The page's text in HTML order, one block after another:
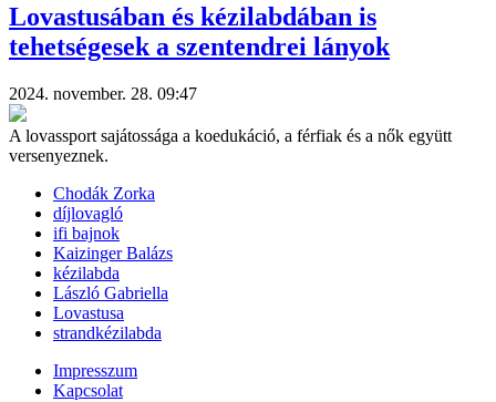
Lovastusában és kézilabdában is
tehetségesek a szentendrei lányok
2024. november. 28. 09:47
A lovassport sajátossága a koedukáció, a férfiak és a nők együtt
versenyeznek.
Chodák Zorka
díjlovagló
ifi bajnok
Kaizinger Balázs
kézilabda
László Gabriella
Lovastusa
strandkézilabda
Impresszum
Kapcsolat